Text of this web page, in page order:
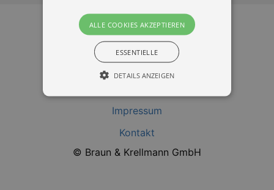
Impressum
Kontakt
© Braun & Krellmann GmbH
ALLE COOKIES AKZEPTIEREN
ESSENTIELLE
DETAILS ANZEIGEN
grundlegenden Funktionen unserer Webseite